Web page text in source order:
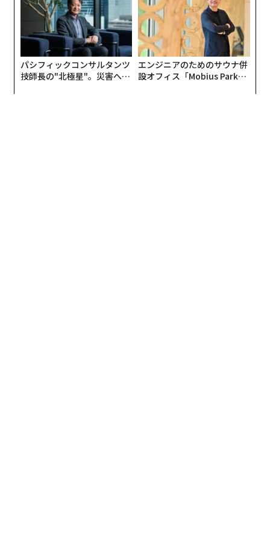
パシフィックコンサルタンツ
技師長の"北極星"。災害への
エンジニアのためのサウナ併
設オフィス「Mobius Park」